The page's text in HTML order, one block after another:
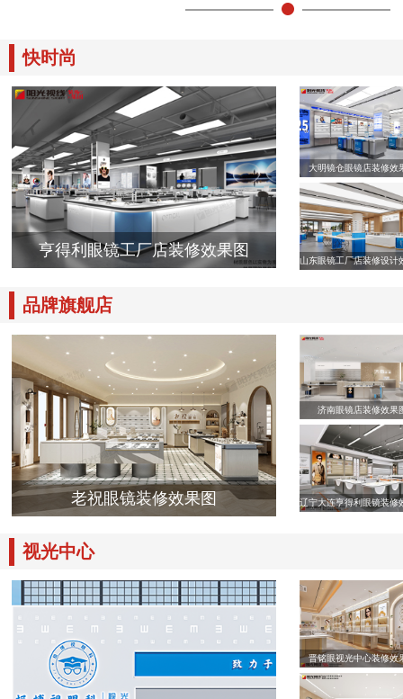
快时尚
亨得利眼镜工厂店装修效果图
大明镜仓眼镜店装修效
山东眼镜工厂店装修设计
品牌旗舰店
老祝眼镜装修效果图
济南眼镜店装修效果
辽宁大连亨得利眼镜装修
视光中心
晋铭眼视光中心装修效